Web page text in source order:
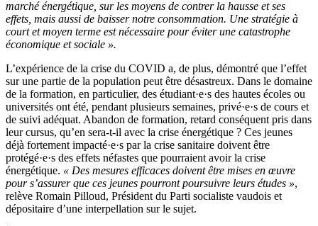
marché énergétique, sur les moyens de contrer la hausse et ses
effets, mais aussi de baisser notre consommation. Une stratégie à
court et moyen terme est nécessaire pour éviter une catastrophe
économique et sociale ».
L’expérience de la crise du COVID a, de plus, démontré que l’effet
sur une partie de la population peut être désastreux. Dans le domaine
de la formation, en particulier, des étudiant·e·s des hautes écoles ou
universités ont été, pendant plusieurs semaines, privé·e·s de cours et
de suivi adéquat. Abandon de formation, retard conséquent pris dans
leur cursus, qu’en sera-t-il avec la crise énergétique ? Ces jeunes
déjà fortementimpacté·e·s par la crise sanitaire doivent être
protégé·e·s des effets néfastes que pourraient avoir la crise
énergétique. « Des mesures efficaces doivent être mises en œuvre
pour s’assurer que ces jeunes pourront poursuivre leurs études »,
relève Romain Pilloud, Président du Parti socialiste vaudois et
dépositaire d’une interpellation sur le sujet.